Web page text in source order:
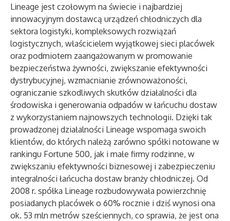
Lineage jest czołowym na świecie i najbardziej
innowacyjnym dostawcą urządzeń chłodniczych dla
sektora logistyki, kompleksowych rozwiązań
logistycznych, właścicielem wyjątkowej sieci placówek
oraz podmiotem zaangażowanym w promowanie
bezpieczeństwa żywności, zwiększanie efektywności
dystrybucyjnej, wzmacnianie zrównoważoności,
ograniczanie szkodliwych skutków działalności dla
środowiska i generowania odpadów w łańcuchu dostaw
z wykorzystaniem najnowszych technologii. Dzięki tak
prowadzonej działalności Lineage wspomaga swoich
klientów, do których należą zarówno spółki notowane w
rankingu Fortune 500, jak i małe firmy rodzinne, w
zwiększaniu efektywności biznesowej i zabezpieczeniu
integralności łańcucha dostaw branży chłodniczej. Od
2008 r. spółka Lineage rozbudowywała powierzchnię
posiadanych placówek o 60% rocznie i dziś wynosi ona
ok. 53 mln metrów sześciennych, co sprawia, że jest ona